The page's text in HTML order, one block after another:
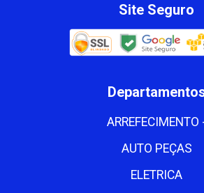
Site Seguro
ARREFECIMENTO
AUTO PEÇAS
ELETRICA